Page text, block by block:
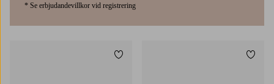
* Se erbjudandevillkor vid registrering
Lägg till i favoriter